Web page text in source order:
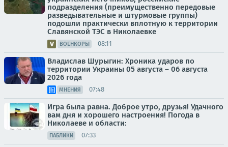
подразделения (преимущественно передовые
разведывательные и штурмовые группы)
подошли практически вплотную к территории
Славянской ТЭС в Николаевке
ВОЕНКОРЫ 08:11
Владислав Шурыгин: Хроника ударов по
территории Украины 05 августа – 06 августа
2026 года
МНЕНИЯ 07:48
Игра была равна. Доброе утро, друзья! Удачного
вам дня и хорошего настроения! Погода в
Николаеве и области:
ПАБЛИКИ 07:33